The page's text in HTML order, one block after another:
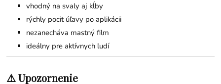
vhodný na svaly aj kĺby
rýchly pocit úľavy po aplikácii
nezanecháva mastný film
ideálny pre aktívnych ľudí
⚠️ Upozornenie